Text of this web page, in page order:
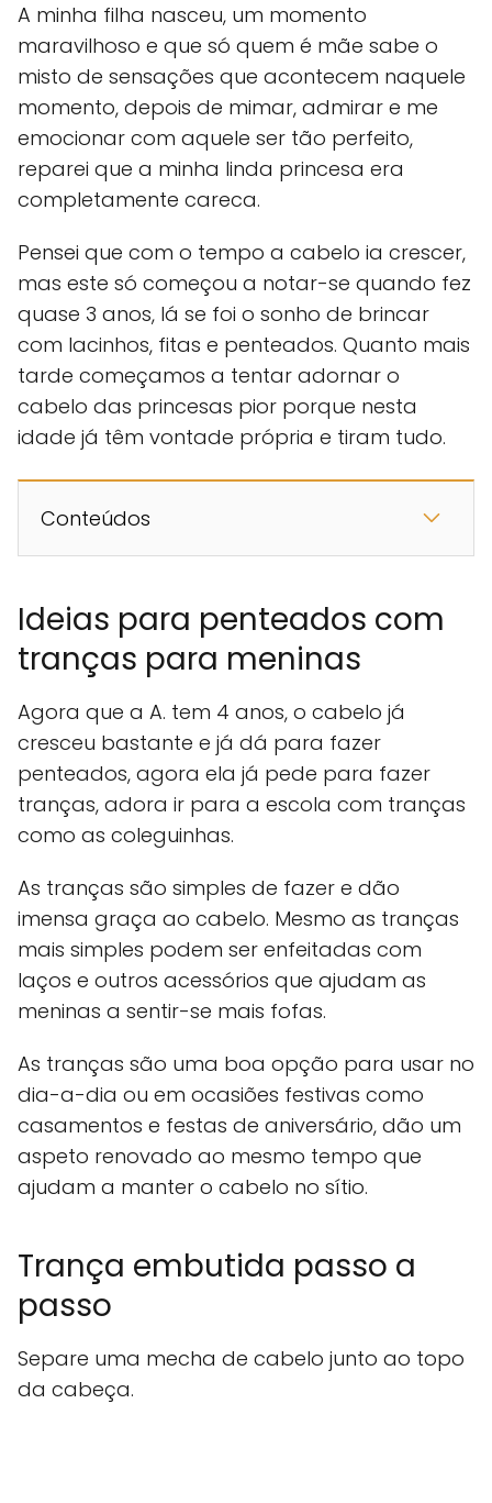
A minha filha nasceu, um momento
maravilhoso e que só quem é mãe sabe o
misto de sensações que acontecem naquele
momento, depois de mimar, admirar e me
emocionar com aquele ser tão perfeito,
reparei que a minha linda princesa era
completamente careca.
Pensei que com o tempo a cabelo ia crescer,
mas este só começou a notar-se quando fez
quase 3 anos, lá se foi o sonho de brincar
com lacinhos, fitas e penteados. Quanto mais
tarde começamos a tentar adornar o
cabelo das princesas pior porque nesta
idade já têm vontade própria e tiram tudo.
Conteúdos
Ideias para penteados com
tranças para meninas
Agora que a A. tem 4 anos, o cabelo já
cresceu bastante e já dá para fazer
penteados, agora ela já pede para fazer
tranças, adora ir para a escola com tranças
como as coleguinhas.
As tranças são simples de fazer e dão
imensa graça ao cabelo. Mesmo as tranças
mais simples podem ser enfeitadas com
laços e outros acessórios que ajudam as
meninas a sentir-se mais fofas.
As tranças são uma boa opção para usar no
dia-a-dia ou em ocasiões festivas como
casamentos e festas de aniversário, dão um
aspeto renovado ao mesmo tempo que
ajudam a manter o cabelo no sítio.
Trança embutida passo a
passo
Separe uma mecha de cabelo junto ao topo
da cabeça.